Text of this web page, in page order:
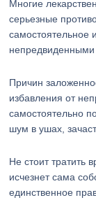
Многие
серьезные
самостоятельное
непредвиденными
Причин
избавления от
самостоятельно
шум в ушах,
Не стоит тратить
исчезнет сама
единственное